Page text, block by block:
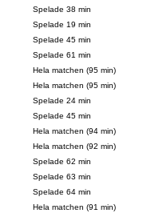
Spelade 38 min
Spelade 19 min
Spelade 45 min
Spelade 61 min
Hela matchen (95 min)
Hela matchen (95 min)
Spelade 24 min
Spelade 45 min
Hela matchen (94 min)
Hela matchen (92 min)
Spelade 62 min
Spelade 63 min
Spelade 64 min
Hela matchen (91 min)